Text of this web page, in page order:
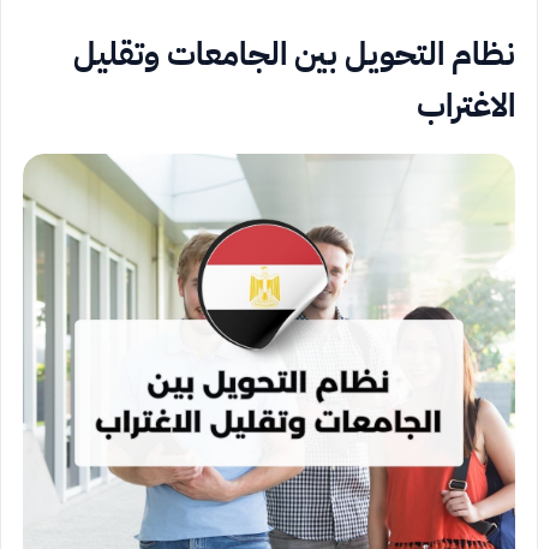
نظام التحويل بين الجامعات وتقليل
الاغتراب